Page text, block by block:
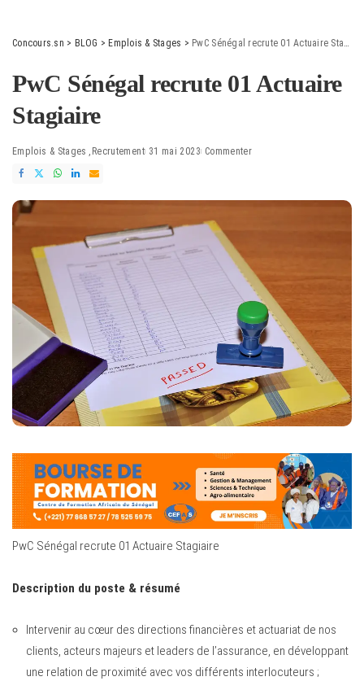
Concours.sn > BLOG > Emplois & Stages > PwC Sénégal recrute 01 Actuaire Stagiaire
PwC Sénégal recrute 01 Actuaire
Stagiaire
Emplois & Stages Recrutement 31 mai 2023 Commenter
PwC Sénégal recrute 01 Actuaire Stagiaire
Description du poste & résumé
Intervenir au cœur des directions financières et actuariat de nos
clients, acteurs majeurs et leaders de l’assurance, en développant
une relation de proximité avec vos différents interlocuteurs ;